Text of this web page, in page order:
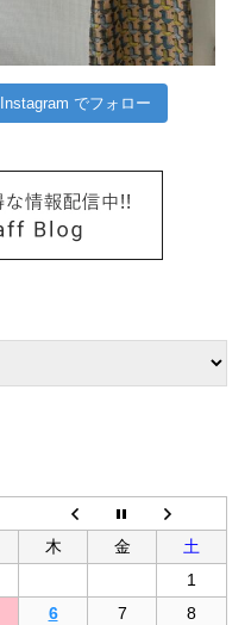
Instagram でフォロー
木 金
土
1
6 7
8